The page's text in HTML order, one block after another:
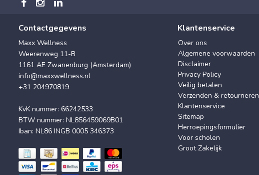
Contactgegevens
Maxx Wellness
Weerenweg 11-B
1161 AE Zwanenburg (Amsterdam)
info@maxxwellness.nl
+31 204970819
KvK nummer: 66242533
BTW nummer: NL856459069B01
Iban: NL86 INGB 0005 346373
Klantenservice
Over ons
Algemene voorwaarden
Disclaimer
Privacy Policy
Veilig betalen
Verzenden & retourneren
Klantenservice
Sitemap
Herroepingsformulier
Voor scholen
Groot Zakelijk